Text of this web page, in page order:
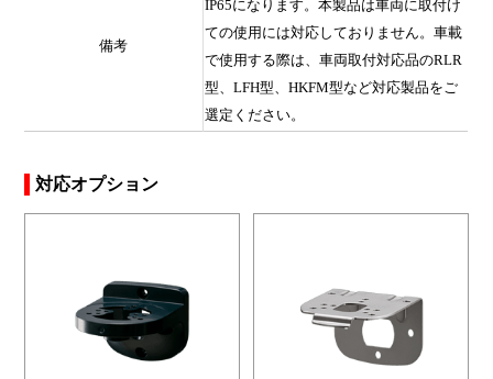
備考
IP65になります。本製品は車両に取付け
ての使用には対応しておりません。車載
で使用する際は、車両取付対応品のRLR
型、LFH型、HKFM型など対応製品をご
選定ください。
対応オプション